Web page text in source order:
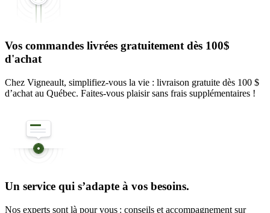
Vos commandes livrées gratuitement dès 100$
d'achat
Chez Vigneault, simplifiez-vous la vie : livraison gratuite dès 100 $
d’achat au Québec. Faites-vous plaisir sans frais supplémentaires !
Un service qui s’adapte à vos besoins.
Nos experts sont là pour vous : conseils et accompagnement sur